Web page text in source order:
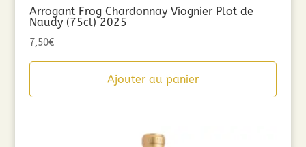
Arrogant Frog Chardonnay Viognier Plot de
Naudy (75cl) 2025
7,50€
Ajouter au panier